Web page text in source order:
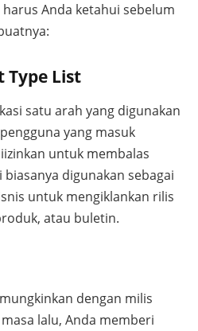
Anda ketahui sebelum
Type List
satu arah yang digunakan
yang masuk
untuk membalas
digunakan sebagai
untuk mengiklankan rilis
atau buletin.
dengan milis
lalu, Anda memberi